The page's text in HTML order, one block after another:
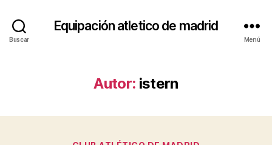
Buscar
Equipación atletico de madrid
Menú
Autor: istern